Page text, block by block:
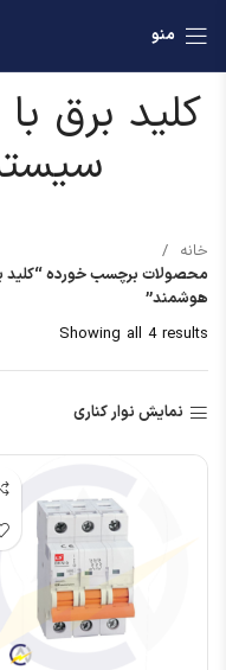
منو
کلید برق
خانه
محصولات برچسب خورده “کلید
هوشمند”
Showing all 4 results
نمایش نوار کناری